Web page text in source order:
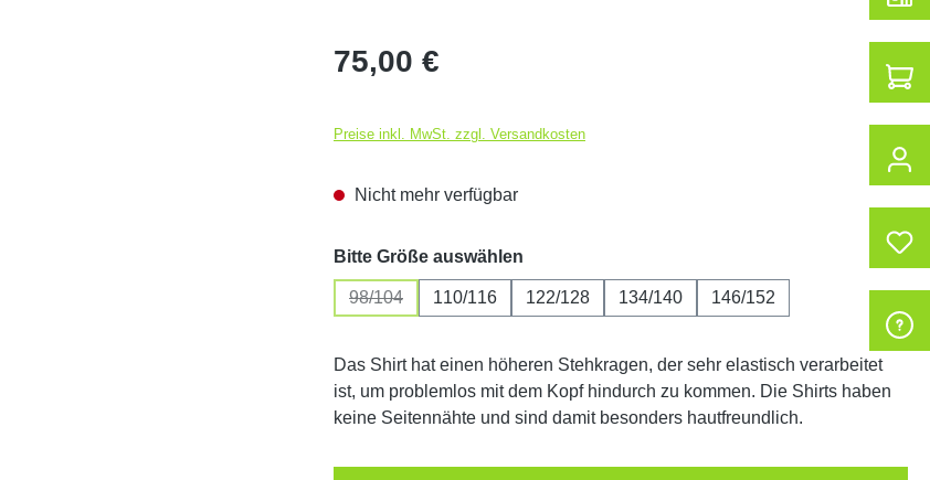
Regulärer Preis:
75,00 €
Preise inkl. MwSt. zzgl. Versandkosten
Nicht mehr verfügbar
Bitte Größe auswählen
98/104
(Diese Option ist zurzeit nicht verfügbar.)
110/116 122/128 134/140 146/152
Das Shirt hat einen höheren Stehkragen, der sehr elastisch verarbeitet
ist, um problemlos mit dem Kopf hindurch zu kommen. Die Shirts haben
keine Seitennähte und sind damit besonders hautfreundlich.